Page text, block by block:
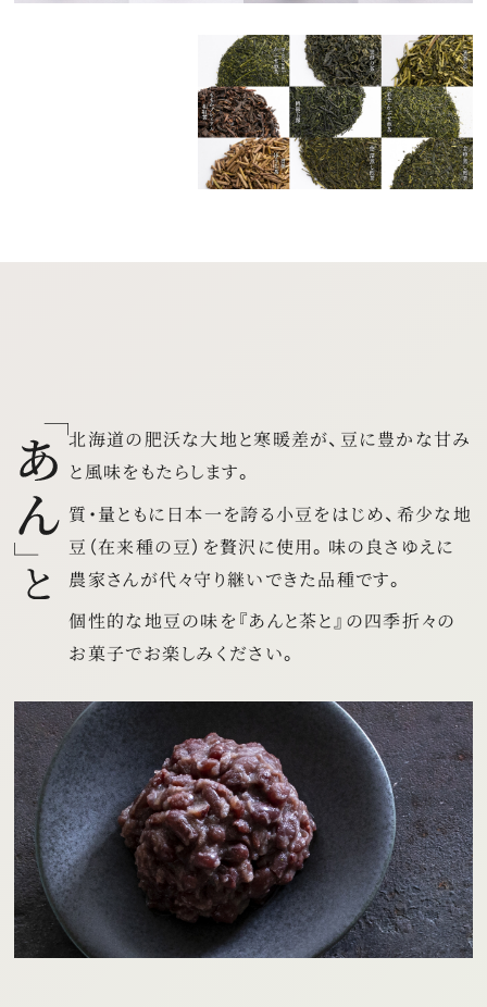
北海道の肥沃な大地と寒暖差が、 豆に豊かな甘み
と風味をもたらします。
質・量ともに日本一を誇る小豆をはじめ、 希少な地
豆（在来種の豆）を贅沢に使用。 味の良さゆえに
農家さんが代々守り継いできた品種です。
個性的な地豆の味を 『あんと茶と』の四季折々の
お菓子でお楽しみください。